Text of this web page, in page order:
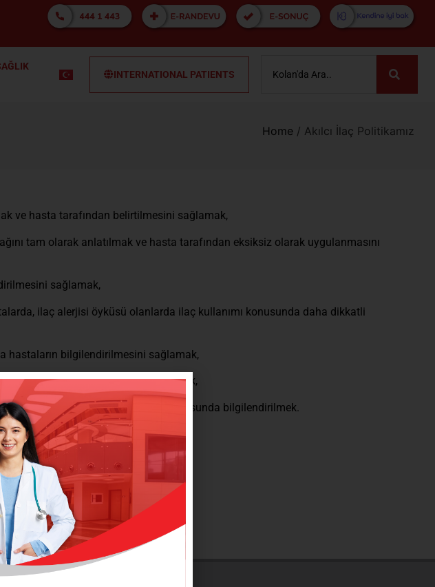
INTERNATIONAL PATIENTS
Home / Akılcı İlaç Politikamız
ve hasta tarafından belirtilmesini sağlamak,
tam olarak anlatılmak ve hasta tarafından eksiksiz olarak uygulanmasını
sağlamak,
ilaç alerjisi öyküsü olanlarda ilaç kullanımı konusunda daha dikkatli
hastaların bilgilendirilmesini sağlamak,
hakkında bilgilendirilmesini sağlamak,
kesinlikle kullanılmamaları konusunda bilgilendirilmek.